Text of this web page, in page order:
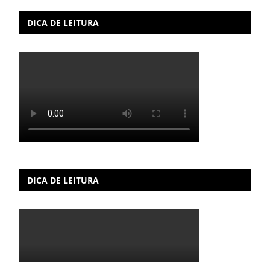
DICA DE LEITURA
DICA DE LEITURA